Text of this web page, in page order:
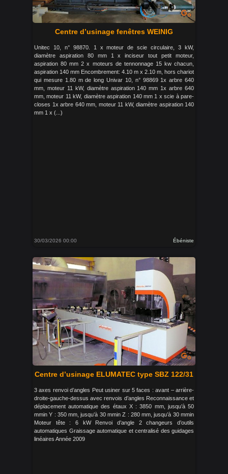
Centre d’usinage fenêtres WEINIG
Unitec 10, n° 98870. 1 x moteur de scie circulaire, 3 kW,
diamètre aspiration 80 mm 1 x inciseur tout petit moteur,
aspiration 80 mm 2 x moteurs de tennonnage 15 kw chacun,
aspiration 140 mm Encombrement: 4.10 m x 2.10 m, hors chariot
qui mesure 1.80 m de long Univar 10, n° 98869 1x arbre 640
mm, moteur 11 kW, diamètre aspiration 140 mm 1x arbre 640
mm, moteur 11 kW, diamètre aspiration 140 mm 1 x scie à pare-
closes 1x arbre 640 mm, moteur 11 kW, diamètre aspiration 140
mm 1 x (...)
30/03/2026 00:00 Ébéniste
Centre d’usinage ELUMATEC type SBZ 122/31
3 axes renvoi d’angles Peut usiner sur 5 faces : avant – arrière-
droite-gauche-dessus avec renvois d’angles Reconnaissance et
déplacement automatique des étaux X : 3850 mm, jusqu’à 50
mmin Y : 350 mm, jusqu’à 30 mmin Z : 280 mm, jusqu’à 30 mmin
Moteur tête : 6 kW Renvoi d’angle 2 changeurs d’outils
automatiques Graissage automatique et centralisé des guidages
linéaires Année 2009